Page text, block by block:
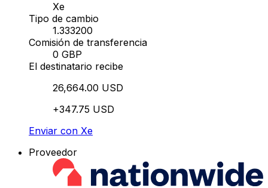
Xe
Tipo de cambio
1.333200
Comisión de transferencia
0 GBP
El destinatario recibe
26,664.00 USD
+347.75 USD
Enviar con Xe
Proveedor